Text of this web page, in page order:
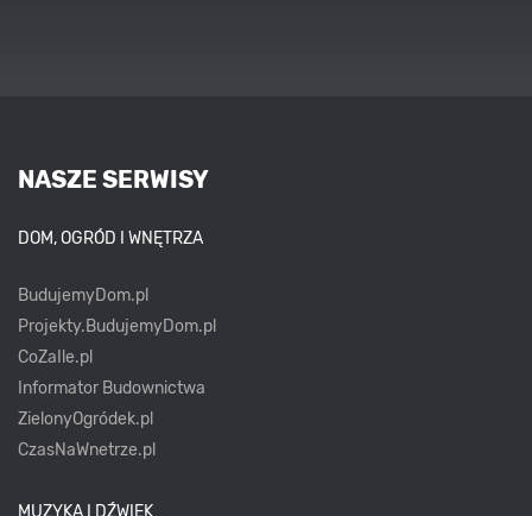
NASZE SERWISY
DOM, OGRÓD I WNĘTRZA
BudujemyDom.pl
Projekty.BudujemyDom.pl
CoZaIle.pl
Informator Budownictwa
ZielonyOgródek.pl
CzasNaWnetrze.pl
MUZYKA I DŹWIĘK